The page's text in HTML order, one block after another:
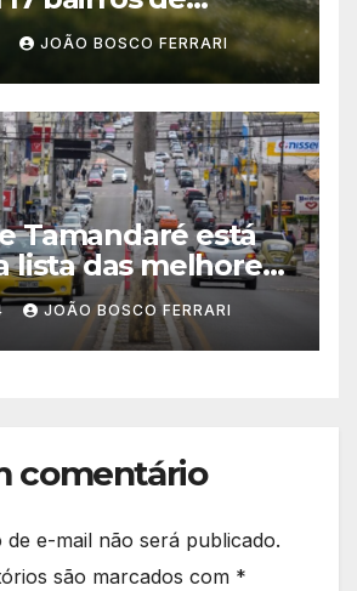
região
JOÃO BOSCO FERRARI
Tamandaré está
lista das melhores
JOÃO BOSCO FERRARI
comentário
de e-mail não será publicado.
são marcados com *